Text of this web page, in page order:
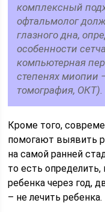
комплексный
офтальмолог
глазного дна,
особенности
компьютерная
степенях миопии
томография, ОКТ).
Кроме того,
помогают выявить
на самой ранней
то есть определить,
ребенка через год,
– не лечить ребенка.